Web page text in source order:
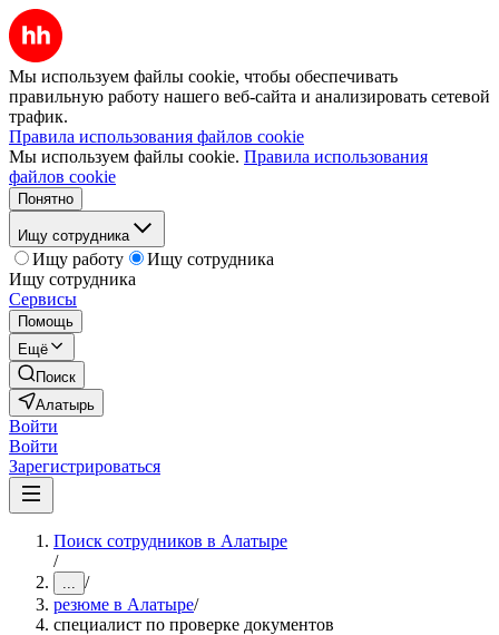
Мы используем файлы cookie, чтобы обеспечивать
правильную работу нашего веб-сайта и анализировать сетевой
трафик.
Правила использования файлов cookie
Мы используем файлы cookie. Правила использования
файлов cookie
Понятно
Ищу сотрудника
Ищу работу
Ищу сотрудника
Ищу сотрудника
Сервисы
Помощь
Ещё
Поиск
Алатырь
Войти
Войти
Зарегистрироваться
Поиск сотрудников в Алатыре
/
... /
резюме в Алатыре/
специалист по проверке документов